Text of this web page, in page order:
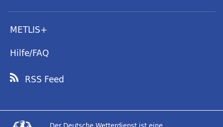
METLIS+
Hilfe/FAQ
RSS Feed